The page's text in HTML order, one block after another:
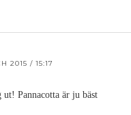
2015 / 15:17
ut! Pannacotta är ju bäst